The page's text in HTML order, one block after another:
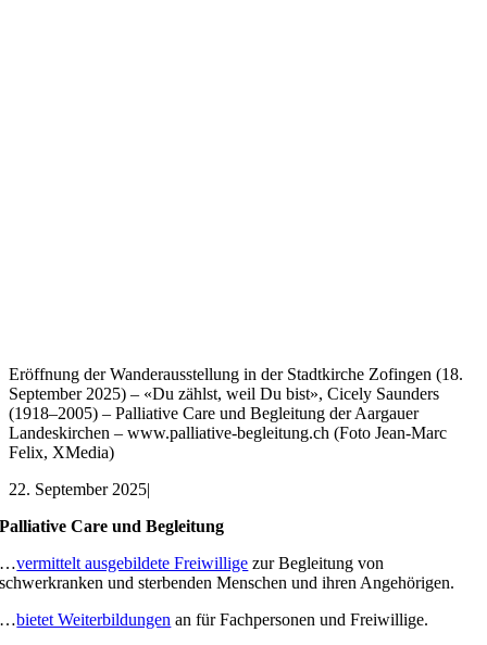
Eröffnung der Wanderausstellung in der Stadtkirche Zofingen (18.
September 2025) – «Du zählst, weil Du bist», Cicely Saunders
(1918–2005) – Palliative Care und Begleitung der Aargauer
Landeskirchen – www.palliative-begleitung.ch (Foto Jean-Marc
Felix, XMedia)
22. September 2025|
Palliative Care und Begleitung
…vermittelt ausgebildete Freiwillige zur Begleitung von
schwerkranken und sterbenden Menschen und ihren Angehörigen.
…bietet Weiterbildungen an für Fachpersonen und Freiwillige.